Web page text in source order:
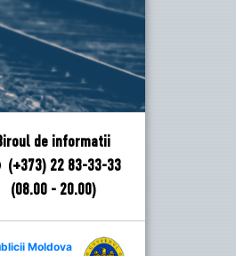
de informatii
(+373) 22 83-33-33
(08.00 - 20.00)
Moldova